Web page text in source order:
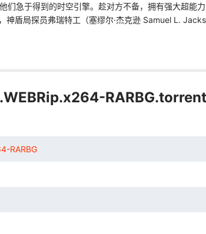
急于得到的时空引擎。趁对方不备，拥有强大超能
盾局探员弗瑞特工（塞缪尔·杰克逊 Samuel L.
RARBG.torrent
RARBG